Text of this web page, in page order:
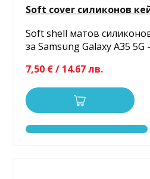
Soft cover силиконов
Soft shell матов
за Samsung Galaxy A35 5G
7,50 € / 14.67 лв.